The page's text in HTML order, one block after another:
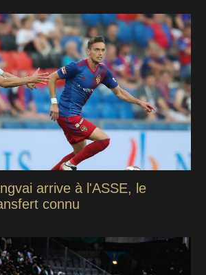
arrive à l'ASSE, le
connu